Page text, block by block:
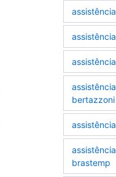
bertazzoni
brastemp